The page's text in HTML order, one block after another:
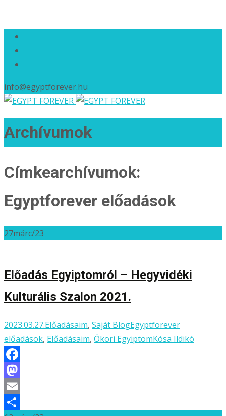
info@egyptforever.hu
Archívumok
Címkearchívumok:
Egyptforever előadások
27márc/23
Előadás Egyiptomról – Hegyvidéki
Kulturális Szalon 2021.
2023.03.27.Előadásaim, Saját BlogEgyptforever
előadások, Előadásaim, Ókori EgyiptomKósa Ildikó
Facebook
Mastodon
Email